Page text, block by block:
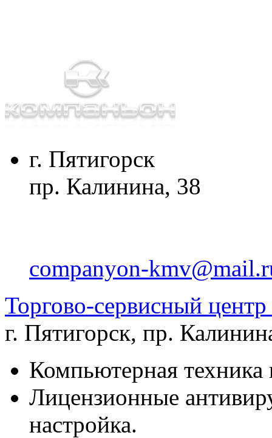
г. Пятигорск
пр. Калинина, 38
companyon-
Торгово-сервисный
г. Пятигорск, пр.
Компьютерная техника
Лицензионные
настройка.